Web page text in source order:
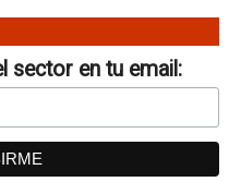
sector en tu email: